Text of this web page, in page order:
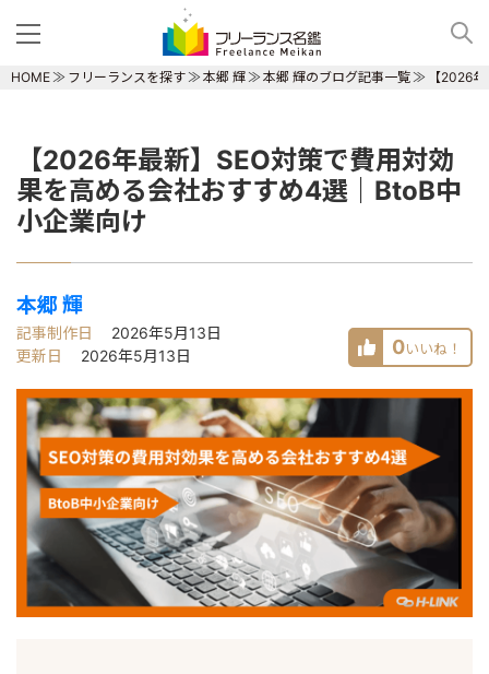
HOME フリーランスを探す 本郷 輝 本郷 輝のブログ記事一覧 【2026
【2026年最新】SEO対策で費用対効
果を高める会社おすすめ4選｜BtoB中
小企業向け
本郷 輝
記事制作日
2026年5月13日
更新日
2026年5月13日 0いいね！